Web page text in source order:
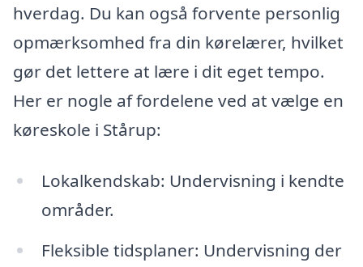
hverdag. Du kan også forvente personlig
opmærksomhed fra din kørelærer, hvilket
gør det lettere at lære i dit eget tempo.
Her er nogle af fordelene ved at vælge en
køreskole i Stårup:
Lokalkendskab: Undervisning i kendte
områder.
Fleksible tidsplaner: Undervisning der